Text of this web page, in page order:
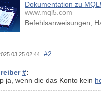
Dokumentation zu
www.mql5.com
Befehlsanweisungen,
02:44 #2
#:
ja, wenn die das Konto kein